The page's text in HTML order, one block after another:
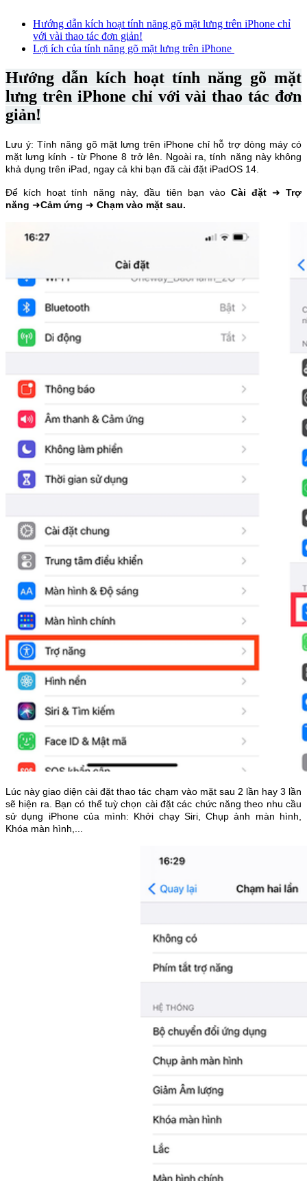
Hướng dẫn kích hoạt tính năng gõ mặt lưng trên iPhone chỉ
với vài thao tác đơn giản!
Lợi ích của tính năng gõ mặt lưng trên iPhone
Hướng dẫn kích hoạt tính năng gõ mặt
lưng trên iPhone chỉ với vài thao tác đơn
giản!
Lưu ý: Tính năng gõ mặt lưng trên iPhone chỉ hỗ trợ dòng máy có
mặt lưng kính - từ Phone 8 trở lên. Ngoài ra, tính năng này không
khả dụng trên iPad, ngay cả khi bạn đã cài đặt iPadOS 14.
Để kích hoạt tính năng này, đầu tiên bạn vào Cài đặt ➜Trợ
năng ➜Cảm ứng ➜ Chạm vào mặt sau.
Lúc này giao diện cài đặt thao tác chạm vào mặt sau 2 lần hay 3 lần
sẽ hiện ra. Bạn có thể tuỳ chọn cài đặt các chức năng theo nhu cầu
sử dụng iPhone của mình: Khởi chạy Siri, Chụp ảnh màn hình,
Khóa màn hình,...